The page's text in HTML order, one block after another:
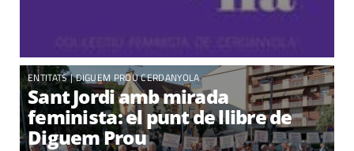
ENTITATS |DIGUEM PROU CERDANYOLA
Sant Jordi amb mirada
feminista: el punt de llibre de
Diguem Prou